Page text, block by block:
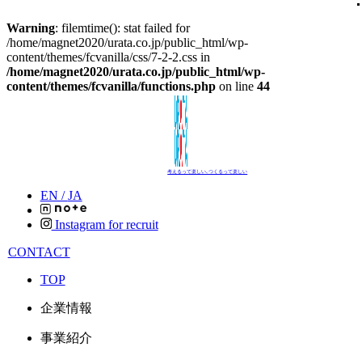
Warning: filemtime(): stat failed for
/home/magnet2020/urata.co.jp/public_html/wp-
content/themes/fcvanilla/css/7-2-2.css in
/home/magnet2020/urata.co.jp/public_html/wp-
content/themes/fcvanilla/functions.php on line 44
考えるって楽しい､つくるって楽しい
EN /JA
Instagram for recruit
CONTACT
TOP
企業情報
事業紹介